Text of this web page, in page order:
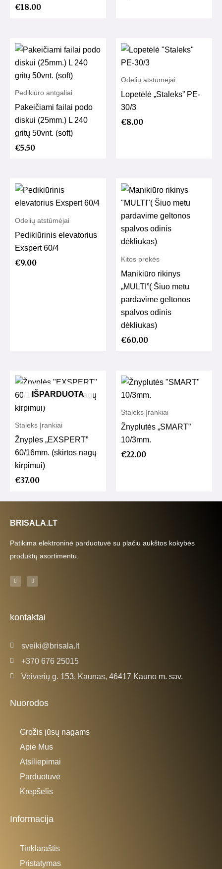
€18.00
Pedikiūro antgaliai
Pakeičiami failai podo
diskui (25mm.) L 240
gritų 50vnt. (soft)
€5.50
Odelių atstūmėjai
Lopetėlė „Staleks” PE-
30/3
€8.00
Odelių atstūmėjai
Pedikiūrinis elevatorius
Exspert 60/4
€9.00 Kitos prekės
Manikiūro rikinys
„MULTI”( Šiuo metu
pardavime geltonos
spalvos odinis
dėkliukas)
€60.00
IŠPARDUOTA
Staleks Įrankiai
Žnyplės „EXSPERT”
60/16mm. (skirtos nagų
kirpimui)
€37.00
Staleks Įrankiai
Žnyplutės „SMART”
10/3mm.
€22.00
BRISALA.LT
Patikima elektroninė parduotuvė su plačiu aukštos kokybės
produktų asortimentu.
F
a
c
-
f
I
n
s
m
kontaktai
sveiki@brisala.lt
+370 676 25015
Veiverių g. 153, Kaunas, 46417 Kauno m. sav.
Nuorodos
Grožis jūsų nagams
Apie Mus
Atsiliepimai
Parduotuvė
Krepšelis
Informacija
Tinklaraštis
Pristatymas